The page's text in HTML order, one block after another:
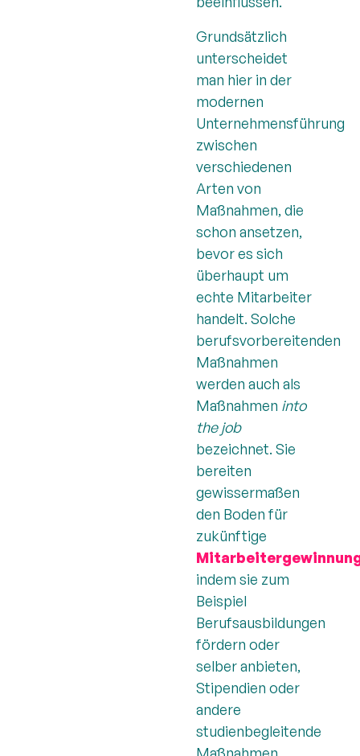
Grundsätzlich
unterscheidet
man hier in der
modernen
Unternehmensführung
zwischen
verschiedenen
Arten von
Maßnahmen, die
schon ansetzen,
bevor es sich
überhaupt um
echte Mitarbeiter
handelt. Solche
berufsvorbereitenden
Maßnahmen
werden auch als
Maßnahmen into
the job
bezeichnet. Sie
bereiten
gewissermaßen
den Boden für
zukünftige
indem sie zum
Beispiel
Berufsausbildungen
fördern oder
selber anbieten,
Stipendien oder
andere
studienbegleitende